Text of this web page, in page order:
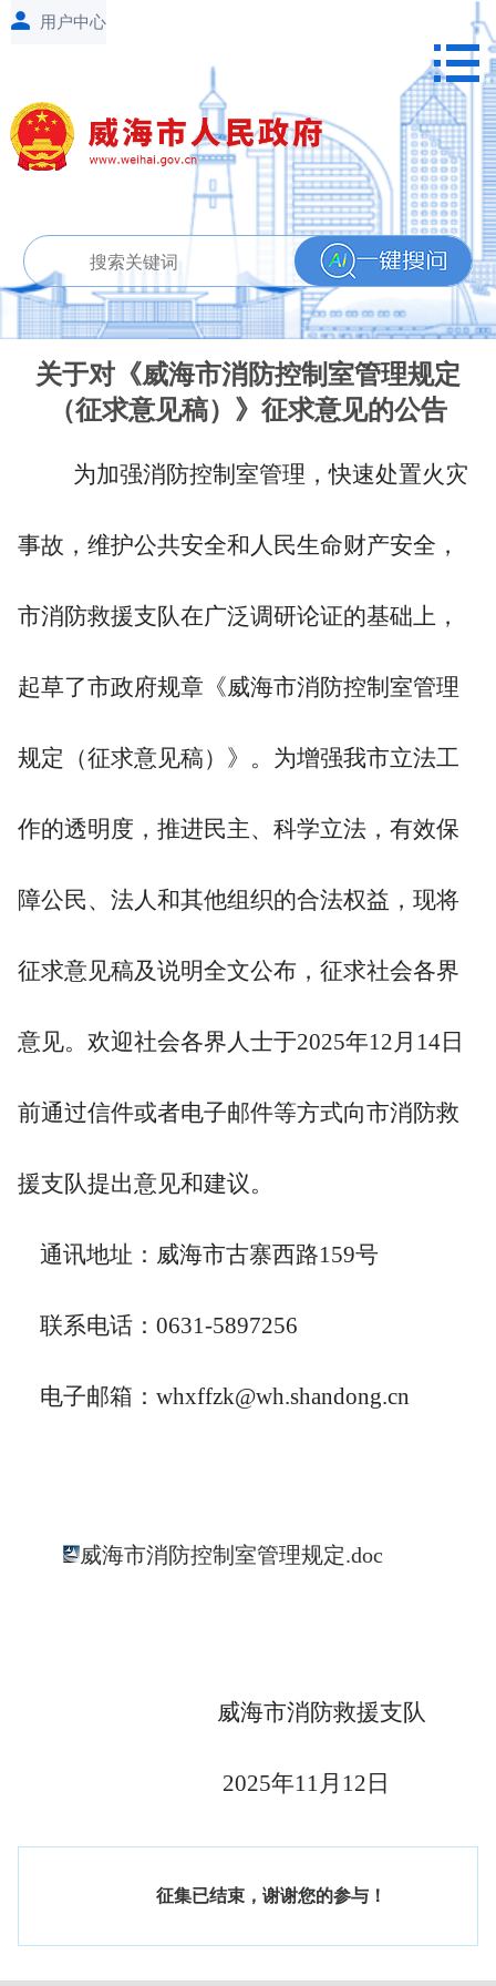
关于对《威海市消防控制室管理规定
（征求意见稿）》征求意见的公告
为加强消防控制室管理，快速处置火灾
事故，维护公共安全和人民生命财产安全，
市消防救援支队在广泛调研论证的基础上，
起草了市政府规章《威海市消防控制室管理
规定（征求意见稿）》。为增强我市立法工
作的透明度，推进民主、科学立法，有效保
障公民、法人和其他组织的合法权益，现将
征求意见稿及说明全文公布，征求社会各界
意见。欢迎社会各界人士于2025年12月14日
前通过信件或者电子邮件等方式向市消防救
援支队提出意见和建议。
通讯地址：威海市古寨西路159号
联系电话：0631-5897256
电子邮箱：whxffzk@wh.shandong.cn
威海市消防控制室管理规定.doc
威海市消防救援支队
2025年11月12日
征集已结束，谢谢您的参与！